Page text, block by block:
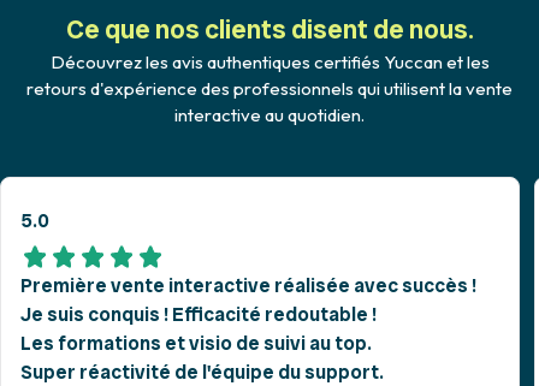
Ce que nos clients disent de nous.
Découvrez les avis authentiques certifiés Yuccan et les
retours d'expérience des professionnels qui utilisent la vente
interactive au quotidien.
5.0
Première vente interactive réalisée avec succès !
Je suis conquis ! Efficacité redoutable !
Les formations et visio de suivi au top.
Super réactivité de l'équipe du support.